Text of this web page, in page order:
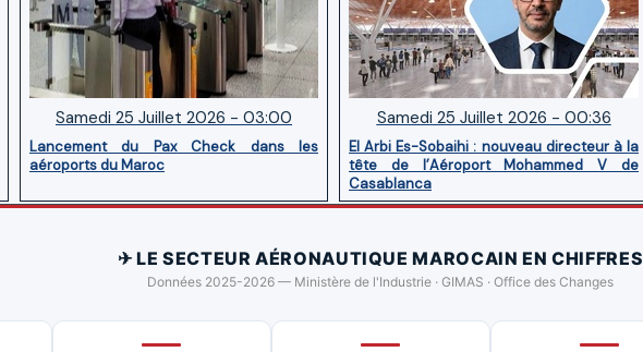
Samedi 25 Juillet 2026 - 03:00
Lancement du Pax Check dans les
aéroports du Maroc
Samedi 25 Juillet 2026 - 00:36
El Arbi Es-Sobaihi : nouveau directeur à la
tête de l’Aéroport Mohammed V de
Casablanca
✈ LE SECTEUR AÉRONAUTIQUE MAROCAIN EN CHIFFRES
Données 2025-2026 — Ministère de l'Industrie · GIMAS · Office des Changes